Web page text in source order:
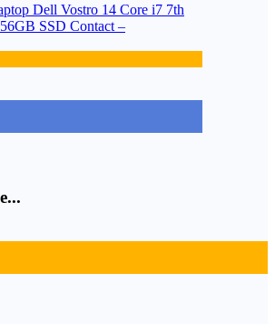
Dell Vostro 14 Core i7 7th
SSD Contact –